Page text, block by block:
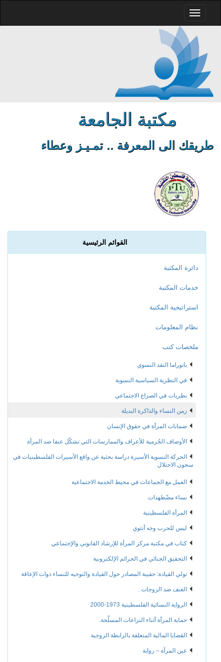
مكتبة الجامعة
طريقك الى المعرفة .. تمـيـز وعطاء
القوائم الرئيسية
دائرة المكتبة
خدمات المكتبة
استراتيجية المكتبة
نظام المعلومات
ملخصات كتب
بانوراما النقد النسوي
في النظرية السياسية النسوية
نظريات في الصراع الاجتماعي
زمن النساء والذاكرة البديلة
ضمانات المرأة في حقوق الإنسان
الأوصاف الجُرمية للأعراف والممارسات التي تشكّل عنفا ضد المرأة
الحركة النسوية الأسيرة دراسة بحثية عن واقع الأسيرات الفلسطينيات في
سجون الاحتلال
العمل مع الجماعات في محيط الخدمة الاجتماعية
نساء مضّطهدات
المرأة الفلسطينية
ليس للحرب وجه أنثوي
كتاب في مكتبة مركز المرأة للإرشاد القانوني والإجتماعي
التحقيق الجنائي في الجرائم الإلكترونية
تولي القيادة: حقيبة المصادر حول القيادة والتوجيه للنساء ذوات الإعاقة
العنف ضد الزوجات .
الرواية النسائية الفلسطينية 1973-2000
حماية المرأة أثناء النزاعات المسلّحة.
القضايا المالية المتعلقة بالرابطة الزوجية
عين المرآة – رواية